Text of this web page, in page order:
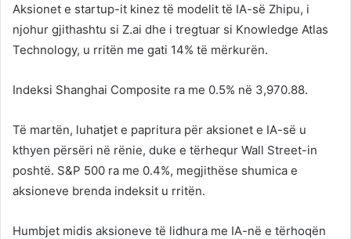
Aksionet e startup-it kinez të modelit të IA-së Zhipu, i
njohur gjithashtu si Z.ai dhe i tregtuar si Knowledge Atlas
Technology, u rritën me gati 14% të mërkurën.
Indeksi Shanghai Composite ra me 0.5% në 3,970.88.
Të martën, luhatjet e papritura për aksionet e IA-së u
kthyen përsëri në rënie, duke e tërhequr Wall Street-in
poshtë. S&P 500 ra me 0.4%, megjithëse shumica e
aksioneve brenda indeksit u rritën.
Humbjet midis aksioneve të lidhura me IA-në e tërhoqën